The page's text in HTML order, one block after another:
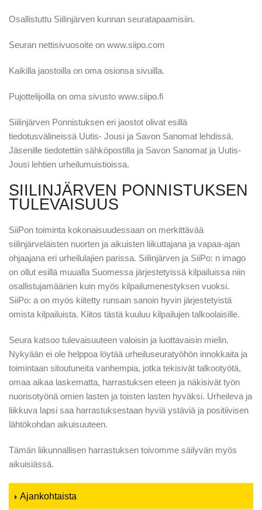
Osallistuttu Siilinjärven kunnan seuratapaamisiin.
Seuran nettisivuosoite on www.siipo.com
Kaikilla jaostoilla on oma osionsa sivuilla.
Pujottelijoilla on oma sivusto www.siipo.fi
Siilinjärven Ponnistuksen eri jaostot olivat esillä
tiedotusvälineissä Uutis- Jousi ja Savon Sanomat lehdissä.
Jäsenille tiedotettiin sähköpostilla ja Savon Sanomat ja Uutis-
Jousi lehtien urheilumuistioissa.
SIILINJÄRVEN PONNISTUKSEN
TULEVAISUUS
SiiPon toiminta kokonaisuudessaan on merkittävää
siilinjärveläisten nuorten ja aikuisten liikuttajana ja vapaa-ajan
ohjaajana eri urheilulajien parissa. Siilinjärven ja SiiPo: n imago
on ollut esillä muualla Suomessa järjestetyissä kilpailuissa niin
osallistujamäärien kuin myös kilpailumenestyksen vuoksi.
SiiPo: a on myös kiitetty runsain sanoin hyvin järjestetyistä
omista kilpailuista. Kiitos tästä kuuluu kilpailujen talkoolaisille.
Seura katsoo tulevaisuuteen valoisin ja luottavaisin mielin.
Nykyään ei ole helppoa löytää urheiluseuratyöhön innokkaita ja
toimintaan sitoutuneita vanhempia, jotka tekisivät talkootyötä,
omaa aikaa laskematta, harrastuksen eteen ja näkisivät työn
nuorisotyönä omien lasten ja toisten lasten hyväksi. Urheileva ja
liikkuva lapsi saa harrastuksestaan hyviä ystäviä ja positiivisen
lähtökohdan aikuisuuteen.
Tämän liikunnallisen harrastuksen toivomme säilyvän myös
aikuisiässä.
Ajankohtaista